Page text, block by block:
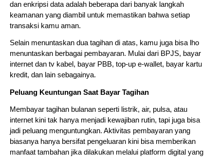
dan enkripsi data adalah beberapa dari banyak langkah
keamanan yang diambil untuk memastikan bahwa setiap
transaksi kamu aman.
Selain menuntaskan dua tagihan di atas, kamu juga bisa lho
menuntaskan berbagai pembayaran. Mulai dari BPJS, bayar
internet dan tv kabel, bayar PBB, top-up e-wallet, bayar kartu
kredit, dan lain sebagainya.
Peluang Keuntungan Saat Bayar Tagihan
Membayar tagihan bulanan seperti listrik, air, pulsa, atau
internet kini tak hanya menjadi kewajiban rutin, tapi juga bisa
jadi peluang menguntungkan. Aktivitas pembayaran yang
biasanya hanya bersifat pengeluaran kini bisa memberikan
manfaat tambahan jika dilakukan melalui platform digital yang